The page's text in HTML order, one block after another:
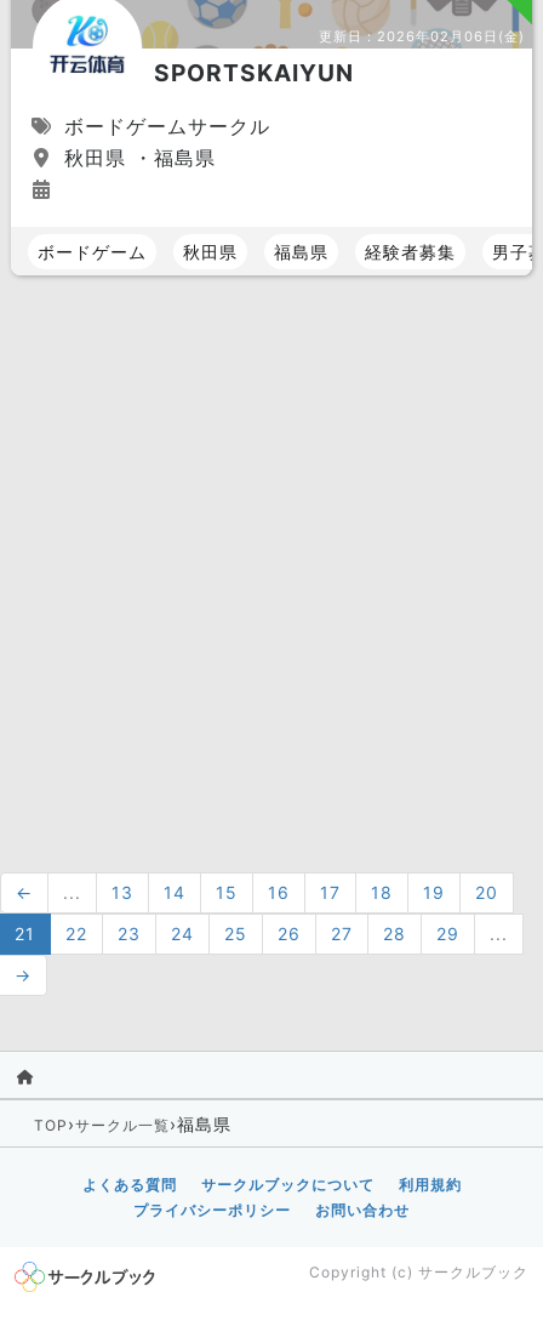
更新日：2026年02月06日(金)
SPORTSKAIYUN
ボードゲームサークル
秋田県 ・福島県
ボードゲーム 秋田県 福島県 経験者募集 男子
← ... 13 14 15 16 17 18 19
20
21
22 23 24 25 26 27 28 29
...
→
TOP ›サークル一覧›福島県
よくある質問 サークルブックについて
利用規約
プライバシーポリシー
お問い合わせ
Copyright (c) サークルブック